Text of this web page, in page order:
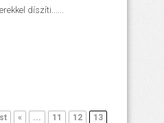
díszíti......
« ... 11 12
13